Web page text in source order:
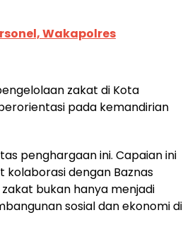
Wakapolres
zakat di Kota
pada kemandirian
penghargaan ini. Capaian ini
dengan Baznas
bukan hanya menjadi
sosial dan ekonomi di